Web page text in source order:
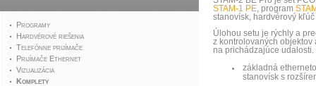
Programy
Hardvérové riešenia
Telefónne prijímače
Prijímače Ethernet
Vizualizácia
Komplety
STAM-1 PE , program
stanovísk, hardvérový
Úlohou setu je rýchly a
z kontrolovaných
na prichádzajúce udalosti.
základná
stanovísk s